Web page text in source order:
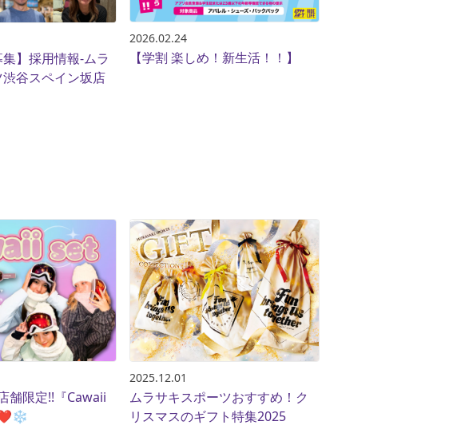
集】採用情報-ムラ
谷スペイン坂店
2026.02.24
【学割 楽しめ！新生活！！】
限定!!『Cawaii
❤️❄️
2025.12.01
ムラサキスポーツおすすめ！ク
リスマスのギフト特集2025